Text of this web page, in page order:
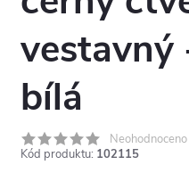
vestavný
bílá
Neohodnoceno
Kód produktu: 102115